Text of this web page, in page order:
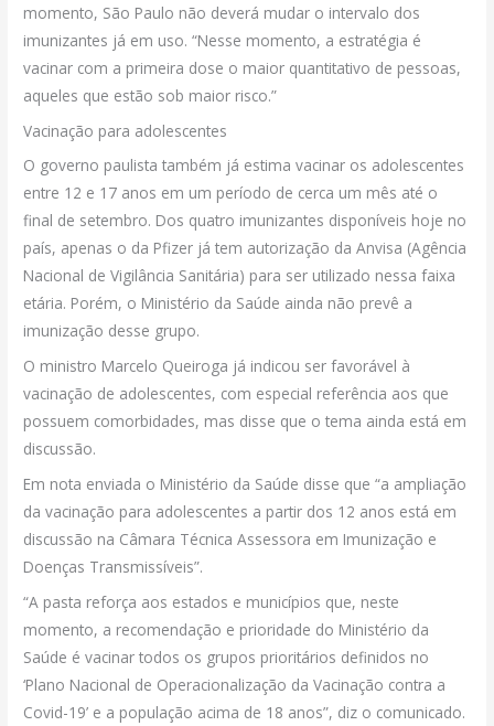
momento, São Paulo não deverá mudar o intervalo dos
imunizantes já em uso. “Nesse momento, a estratégia é
vacinar com a primeira dose o maior quantitativo de pessoas,
aqueles que estão sob maior risco.”
Vacinação para adolescentes
O governo paulista também já estima vacinar os adolescentes
entre 12 e 17 anos em um período de cerca um mês até o
final de setembro. Dos quatro imunizantes disponíveis hoje no
país, apenas o da Pfizer já tem autorização da Anvisa (Agência
Nacional de Vigilância Sanitária) para ser utilizado nessa faixa
etária. Porém, o Ministério da Saúde ainda não prevê a
imunização desse grupo.
O ministro Marcelo Queiroga já indicou ser favorável à
vacinação de adolescentes, com especial referência aos que
possuem comorbidades, mas disse que o tema ainda está em
discussão.
Em nota enviada o Ministério da Saúde disse que “a ampliação
da vacinação para adolescentes a partir dos 12 anos está em
discussão na Câmara Técnica Assessora em Imunização e
Doenças Transmissíveis”.
“A pasta reforça aos estados e municípios que, neste
momento, a recomendação e prioridade do Ministério da
Saúde é vacinar todos os grupos prioritários definidos no
‘Plano Nacional de Operacionalização da Vacinação contra a
Covid-19’ e a população acima de 18 anos”, diz o comunicado.